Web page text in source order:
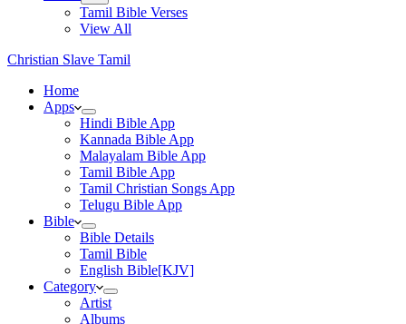
Tamil Bible Verses
View All
Christian Slave Tamil
Home
Apps
Hindi Bible App
Kannada Bible App
Malayalam Bible App
Tamil Bible App
Tamil Christian Songs App
Telugu Bible App
Bible
Bible Details
Tamil Bible
English Bible[KJV]
Category
Artist
Albums